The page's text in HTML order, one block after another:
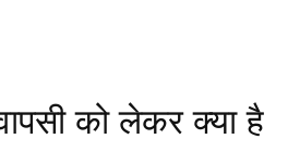
को लेकर क्या है